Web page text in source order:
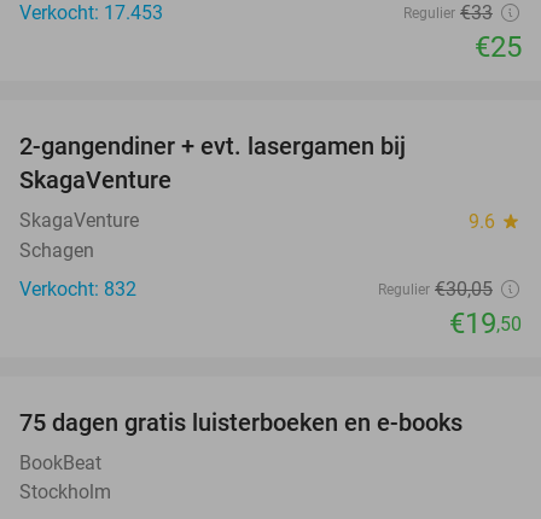
Verkocht: 17.453
Regulier €33
€25
2-gangendiner + evt. lasergamen bij
SkagaVenture
SkagaVenture 9.6 star
Schagen
Verkocht: 832
Regulier €30,05
€19,50
75 dagen gratis luisterboeken en e-books
BookBeat
Stockholm